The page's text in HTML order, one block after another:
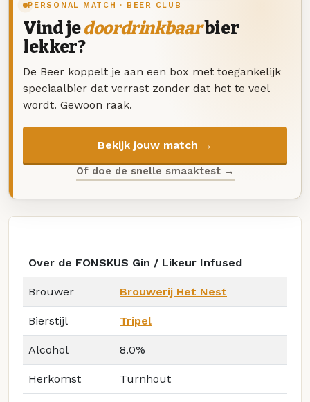
PERSONAL MATCH · BEER CLUB
Vind jedoordrinkbaarbier
lekker?
De Beer koppelt je aan een box met toegankelijk
speciaalbier dat verrast zonder dat het te veel
wordt. Gewoon raak.
Bekijk jouw match →
Of doe de snelle smaaktest →
Over de FONSKUS Gin / Likeur Infused
Brouwer Brouwerij Het Nest
Bierstijl Tripel
Alcohol 8.0%
Herkomst Turnhout